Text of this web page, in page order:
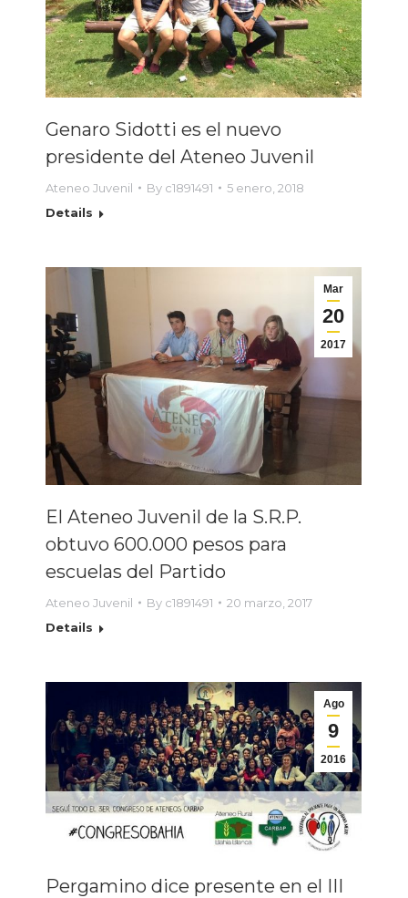
Genaro Sidotti es el nuevo
presidente del Ateneo Juvenil
Ateneo Juvenil By c1891491
5 enero, 2018
Details
Mar
20
2017
El Ateneo Juvenil de la S.R.P.
obtuvo 600.000 pesos para
escuelas del Partido
Ateneo Juvenil By c1891491
20 marzo, 2017
Details
Ago
9
2016
Pergamino dice presente en el III